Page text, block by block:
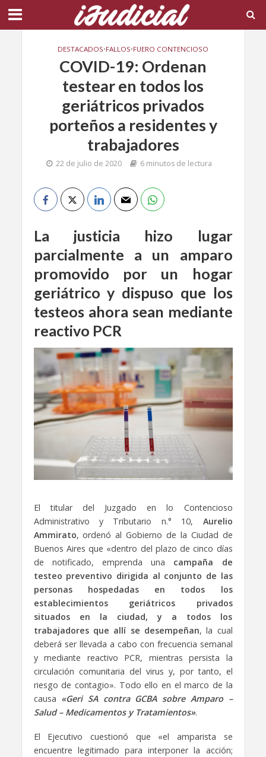
DESTACADOS•FALLOS•FUERO CONTENCIOSO
COVID-19: Ordenan
testear en todos los
geriátricos privados
porteños a residentes y
trabajadores
22 de julio de 2020 6 minutos de lectura
La justicia hizo lugar
parcialmente a un amparo
promovido por un hogar
geriátrico y dispuso que los
testeos ahora sean mediante
reactivo PCR
El titular del Juzgado en lo Contencioso
Administrativo y Tributario n.° 10, Aurelio
Ammirato, ordenó al Gobierno de la Ciudad de
Buenos Aires que «dentro del plazo de cinco días
de notificado, emprenda una campaña de
testeo preventivo dirigida al conjunto de las
personas hospedadas en todos los
establecimientos geriátricos privados
situados en la ciudad, y a todos los
trabajadores que allí se desempeñan, la cual
deberá ser llevada a cabo con frecuencia semanal
y mediante reactivo PCR, mientras persista la
circulación comunitaria del virus y, por tanto, el
riesgo de contagio». Todo ello en el marco de la
causa «Geri SA contra GCBA sobre Amparo –
Salud – Medicamentos y Tratamientos».
El Ejecutivo cuestionó que «el amparista se
encuentre legitimado para interponer la acción;